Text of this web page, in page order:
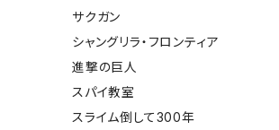
サクガン
シャングリラ・フロンティア
進撃の巨人
スパイ教室
スライム倒して300年